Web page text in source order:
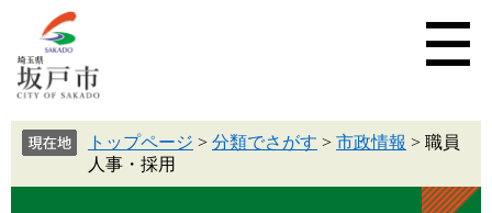
トップページ > 分類でさがす > 市政情報 > 職員
人事・採用